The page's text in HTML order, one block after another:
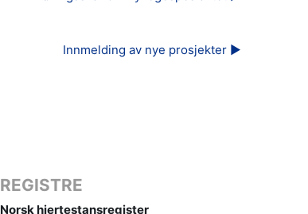
Innmelding av nye prosjekter ▶︎
REGISTRE
Norsk hjertestansregister